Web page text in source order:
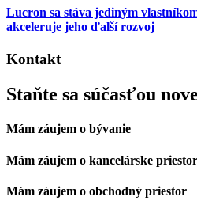
Lucron sa stáva jediným
akceleruje jeho ďalší rozvoj
Kontakt
Staňte sa súčasťou
Mám záujem o bývanie
Mám záujem o kancelárske
Mám záujem o obchodný priestor